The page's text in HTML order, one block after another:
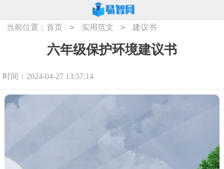
当前位置：首页 > 实用范文 > 建议书
六年级保护环境建议书
时间：2024-04-27 13:57:14